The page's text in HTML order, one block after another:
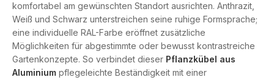
komfortabel am gewünschten Standort ausrichten. Anthrazit,
Weiß und Schwarz unterstreichen seine ruhige Formsprache;
eine individuelle RAL-Farbe eröffnet zusätzliche
Möglichkeiten für abgestimmte oder bewusst kontrastreiche
Gartenkonzepte. So verbindet dieser Pflanzkübel aus
Aluminium pflegeleichte Beständigkeit mit einer